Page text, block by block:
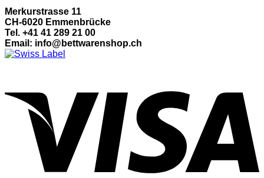
Merkurstrasse 11
CH-6020 Emmenbrücke
Tel. +41 41 289 21 00
Email: info@bettwarenshop.ch